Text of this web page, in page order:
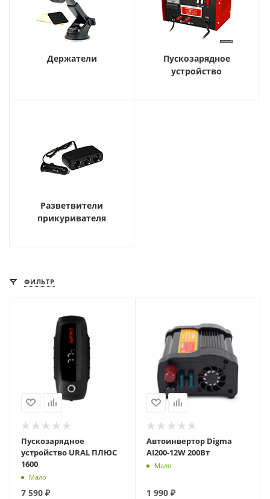
Держатели
Пускозарядное
устройство
Разветвители
прикуривателя
ФИЛЬТР
Пускозарядное
устройство URAL ПЛЮС
1600
Мало
7 590 ₽
Автоинвертор Digma
AI200-12W 200Вт
Мало
1 990₽